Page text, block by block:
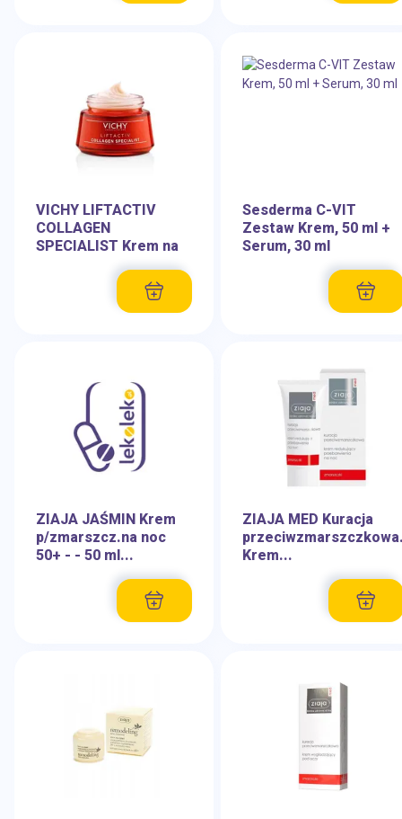
VICHY LIFTACTIV
COLLAGEN
SPECIALIST Krem na
Sesderma C-VIT
Zestaw Krem, 50 ml +
Serum, 30 ml
ZIAJA JAŚMIN Krem
p/zmarszcz.na noc
50+ - - 50 ml...
ZIAJA MED Kuracja
Krem...